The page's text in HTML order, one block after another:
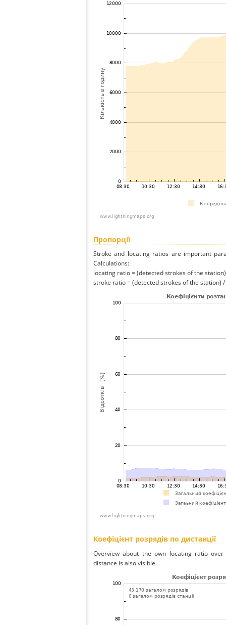
Пропорції
Stroke and locating ratios are important
Calculations:
locating ratio = (detected strokes of the
stroke ratio = (detected strokes of the station)
Коефіцієнт розрядів по дистанції
Overview about the own locating ratio
distance is also visible.